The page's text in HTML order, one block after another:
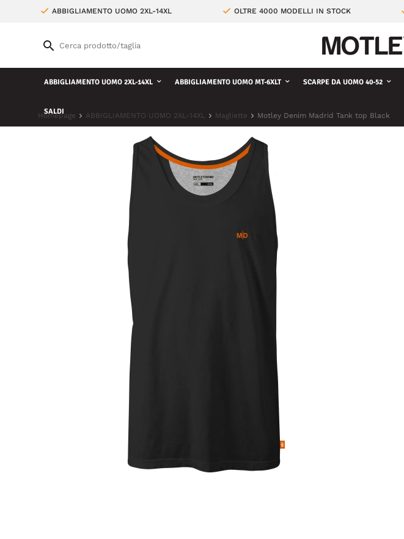
ABBIGLIAMENTO UOMO 2XL-14XL OLTRE 4000 MODELLI IN STOCK
ABBIGLIAMENTO UOMO 2XL-14XL ABBIGLIAMENTO UOMO MT-6XLT SCARPE DA UOMO 40-52
SALDI
Homepage ABBIGLIAMENTO UOMO 2XL-14XL Magliette Motley Denim Madrid Tank top Black